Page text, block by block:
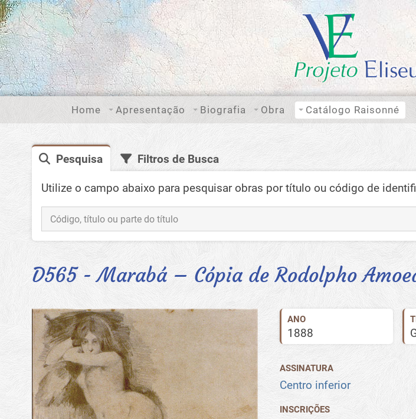
Home Apresentação Biografia Obra Catálogo Raisonné
Pesquisa Filtros de Busca
Utilize o campo abaixo para pesquisar obras por título ou código de
D565 - Marabá – Cópia de Rodolpho
ANO
1888
ASSINATURA
Centro inferior
INSCRIÇÕES